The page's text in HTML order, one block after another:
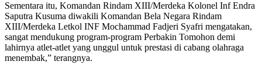
Sementara itu, Komandan Rindam XIII/Merdeka Kolonel Inf Endra
Saputra Kusuma diwakili Komandan Bela Negara Rindam
XIII/Merdeka Letkol INF Mochammad Fadjeri Syafri mengatakan,
sangat mendukung program-program Perbakin Tomohon demi
lahirnya atlet-atlet yang unggul untuk prestasi di cabang olahraga
menembak,” terangnya.